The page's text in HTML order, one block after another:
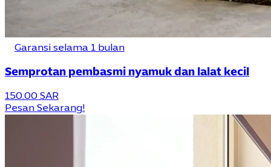
Garansi selama 1 bulan
Semprotan pembasmi nyamuk dan lalat kecil
150.00 SAR
Pesan Sekarang!